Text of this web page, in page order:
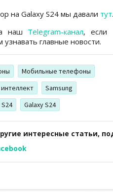
на Galaxy S24 мы давали тут.
наш Telegram-канал, если
главные новости.
Мобильные телефоны
Samsung
Galaxy S24
интересные статьи,